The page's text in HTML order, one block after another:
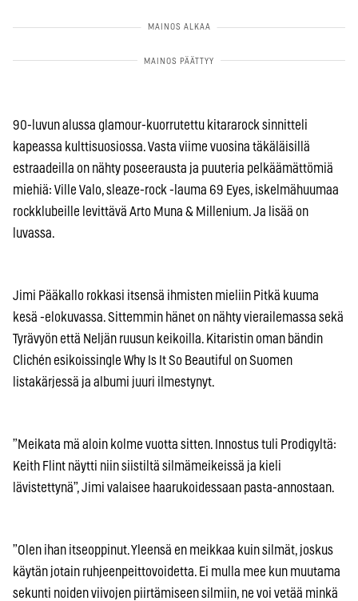
90-luvun alussa glamour-kuorrutettu kitararock sinnitteli
kapeassa kulttisuosiossa. Vasta viime vuosina täkäläisillä
estraadeilla on nähty poseerausta ja puuteria pelkäämättömiä
miehiä: Ville Valo, sleaze-rock -lauma 69 Eyes, iskelmähuumaa
rockklubeille levittävä Arto Muna & Millenium. Ja lisää on
luvassa.
Jimi Pääkallo rokkasi itsensä ihmisten mieliin Pitkä kuuma
kesä -elokuvassa. Sittemmin hänet on nähty vierailemassa sekä
Tyrävyön että Neljän ruusun keikoilla. Kitaristin oman bändin
Clichén esikoissingle Why Is It So Beautiful on Suomen
listakärjessä ja albumi juuri ilmestynyt.
”Meikata mä aloin kolme vuotta sitten. Innostus tuli Prodigyltä:
Keith Flint näytti niin siistiltä silmämeikeissä ja kieli
lävistettynä”, Jimi valaisee haarukoidessaan pasta-annostaan.
”Olen ihan itseoppinut. Yleensä en meikkaa kuin silmät, joskus
käytän jotain ruhjeenpeittovoidetta. Ei mulla mee kun muutama
sekunti noiden viivojen piirtämiseen silmiin, ne voi vetää minkä